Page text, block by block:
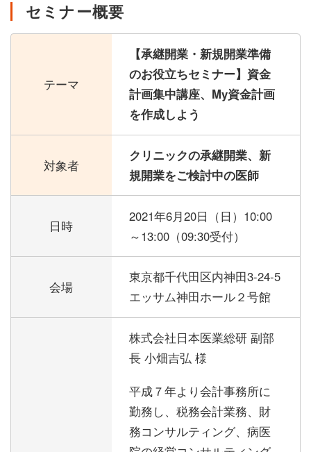
セミナー概要
テーマ
【承継開業・新規開業準備
のお役立ちセミナー】資金
計画集中講座、My資金計画
を作成しよう
対象者
クリニックの承継開業、新
規開業をご検討中の医師
日時
2021年6月20日（日） 10:00
～13:00（09:30受付）
会場
東京都千代田区内神田3-24-5
エッサム神田ホール２号館
株式会社日本医業総研 副部
長 小畑吉弘 様
平成７年より会計事務所に
勤務し、税務会計業務、財
務コンサルティング、病医